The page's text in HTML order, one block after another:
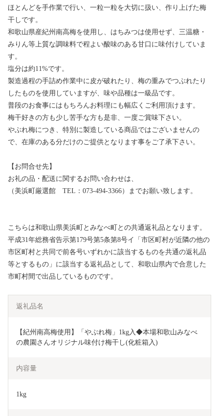
ほとんどを手作業で行い、一粒一粒を大切に扱い、作り上げた梅
干しです。
和歌山県産紀州南高梅を使用し、はちみつは使用せず、三温糖・
みりん等上質な調味料で程よい酸味のある甘口に味付けしていま
す。
塩分は約11%です。
製造過程の手詰め作業中に皮が破れたり、梅の重みでつぶれたり
したものを使用していますが、味や品種は一級品です。
普段のお食事にはもちろんお料理にも幅広くご利用頂けます。
梅干好きの方も少し苦手な方も是非、一度ご賞味下さい。
やぶれ梅につき、特別に製造している商品ではございませんの
で、在庫のある分だけのご提供となります事をご了承下さい。
【お問合せ先】
お礼の品・配送に関するお問い合わせは、
（美浜町厳選館 TEL：073-494-3366）までお願い致します。
こちらは和歌山県美浜町とみなべ町との共通返礼品となります。
平成31年総務省告示第179号第5条第8号イ「市区町村が近隣の他の
市区町村と共同で前各号いずれかに該当するものを共通の返礼品
等とするもの」に該当する返礼品として、和歌山県内で合意した
市町村間で出品しているものです。
返礼品名
【紀州南高梅使用】「やぶれ梅」1kg入◆本場和歌山みなべ
の農園さんオリジナル味付け梅干し(化粧箱入)
内容量
1kg